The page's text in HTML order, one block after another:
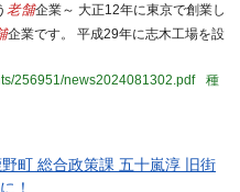
老舗企業～ 大正12年に東京で創業し
企業です。 平成29年に志木工場を設
256951/news2024081302.pdf
種
町 総合政策課 五十嵐淳 旧街
！